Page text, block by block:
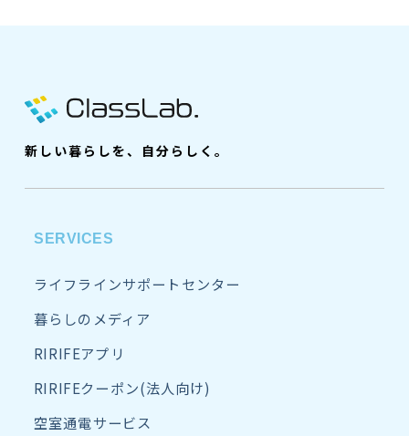
新しい暮らしを、自分らしく。
SERVICES
ライフラインサポートセンター
暮らしのメディア
RIRIFEアプリ
RIRIFEクーポン(法人向け)
空室通電サービス